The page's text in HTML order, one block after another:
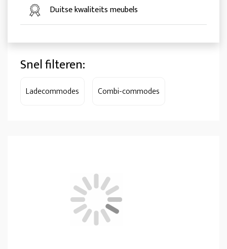
Duitse kwaliteits meubels
Snel filteren:
Ladecommodes Combi-commodes